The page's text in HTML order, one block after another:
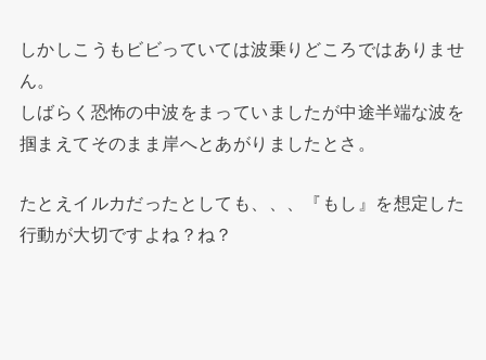
しかしこうもビビっていては波乗りどころではありませ
ん。
しばらく恐怖の中波をまっていましたが中途半端な波を
掴まえてそのまま岸へとあがりましたとさ。
たとえイルカだったとしても、、、『もし』を想定した
行動が大切ですよね？ね？